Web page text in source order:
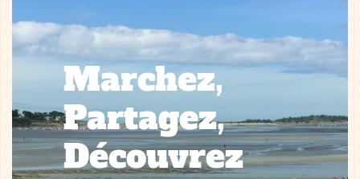
Marchez,
Partagez,
Découvrez